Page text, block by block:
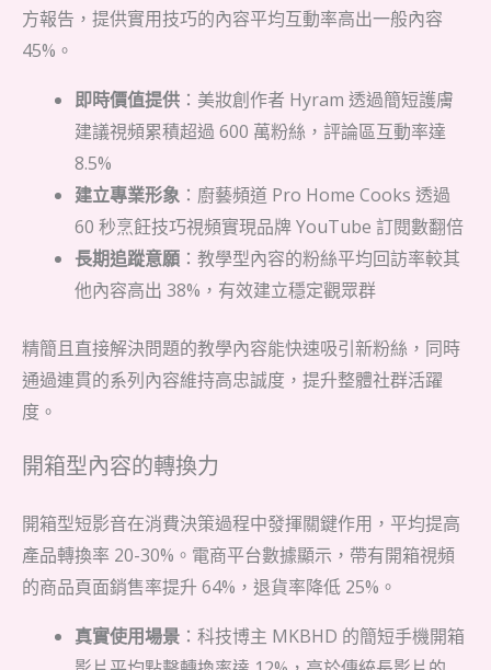
方報告，提供實用技巧的內容平均互動率高出一般內容
45%。
即時價值提供 ：美妝創作者 Hyram 透過簡短護膚
建議視頻累積超過 600 萬粉絲，評論區互動率達
8.5%
建立專業形象 ：廚藝頻道 Pro Home Cooks 透過
60 秒烹飪技巧視頻實現品牌 YouTube 訂閱數翻倍
長期追蹤意願 ：教學型內容的粉絲平均回訪率較其
他內容高出 38%，有效建立穩定觀眾群
精簡且直接解決問題的教學內容能快速吸引新粉絲，同時
通過連貫的系列內容維持高忠誠度，提升整體社群活躍
度。
開箱型內容的轉換力
開箱型短影音在消費決策過程中發揮關鍵作用，平均提高
產品轉換率 20-30%。電商平台數據顯示，帶有開箱視頻
的商品頁面銷售率提升 64%，退貨率降低 25%。
真實使用場景 ：科技博主 MKBHD 的簡短手機開箱